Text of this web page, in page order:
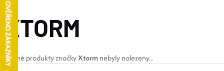
XTORM
Žádné produkty značkyXtormnebyly nalezeny...